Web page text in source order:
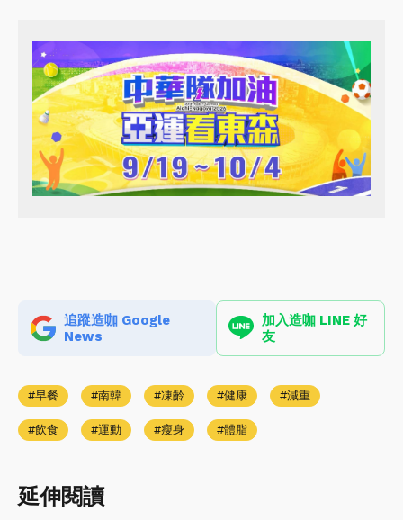
追蹤造咖 Google
News
加入造咖 LINE 好
友
早餐 南韓 凍齡 健康 減重
飲食 運動 瘦身 體脂
延伸閱讀